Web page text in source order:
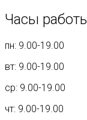
Часы
пн: 9.00-19.00
вт: 9.00-19.00
ср: 9.00-19.00
чт: 9.00-19.00